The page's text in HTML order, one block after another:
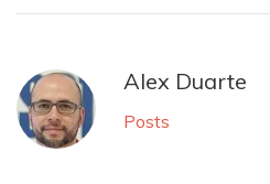
Alex Duarte
Posts